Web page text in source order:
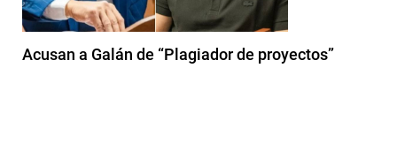
Acusan a Galán de “Plagiador de proyectos”